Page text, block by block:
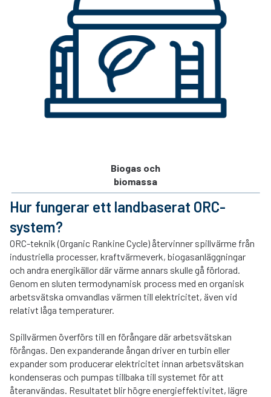
Biogas och
biomassa
Hur fungerar ett landbaserat ORC-
system?
ORC-teknik (Organic Rankine Cycle) återvinner spillvärme från
industriella processer, kraftvärmeverk, biogasanläggningar
och andra energikällor där värme annars skulle gå förlorad.
Genom en sluten termodynamisk process med en organisk
arbetsvätska omvandlas värmen till elektricitet, även vid
relativt låga temperaturer.
Spillvärmen överförs till en förångare där arbetsvätskan
förångas. Den expanderande ångan driver en turbin eller
expander som producerar elektricitet innan arbetsvätskan
kondenseras och pumpas tillbaka till systemet för att
återanvändas. Resultatet blir högre energieffektivitet, lägre